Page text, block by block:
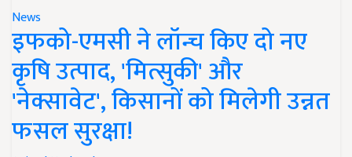
News
इफको-एमसी ने लॉन्च किए दो नए
कृषि उत्पाद, 'मित्सुकी' और
'नेक्सावेट', किसानों को मिलेगी उन्नत
फसल सुरक्षा!